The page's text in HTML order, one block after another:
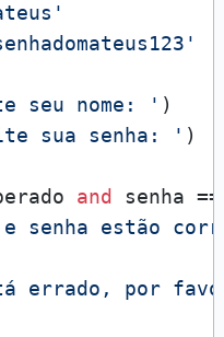
seu nome: ' )
sua senha: ' )
and
senha
senha estão
errado, por